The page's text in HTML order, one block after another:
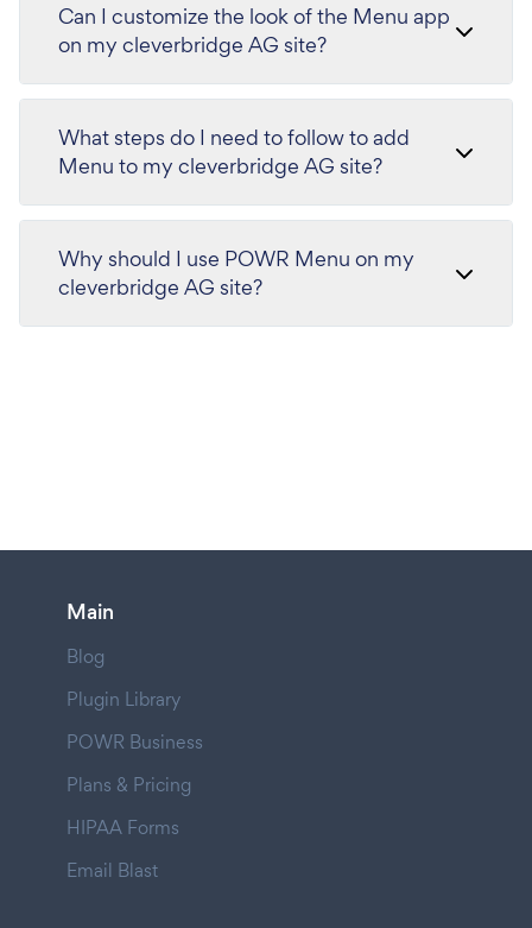
Can I customize the look of the Menu app
on my cleverbridge AG site?
What steps do I need to follow to add
Menu to my cleverbridge AG site?
Why should I use POWR Menu on my
cleverbridge AG site?
Main
Blog
Plugin Library
POWR Business
Plans & Pricing
HIPAA Forms
Email Blast